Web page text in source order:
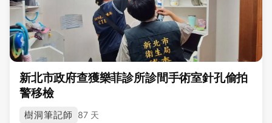
新北市政府查獲樂菲診所診間手術室針孔偷拍
警移檢
樹洞筆記師 87 天